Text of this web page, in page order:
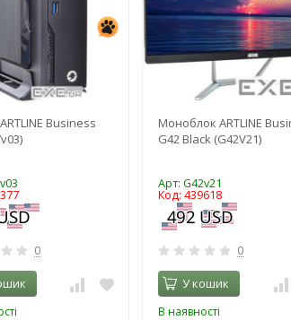
Business
0
Моноблок ARTLINE
G42 Black (G42V21)
Арт: G42v21
Код: 439618
0
У кошик
В наявності